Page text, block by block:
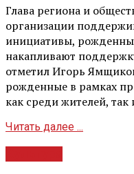
Глава региона и
организации
инициативы,
накапливают
отметил Игорь
рожденные в рамках
как среди жителей, так
Читать далее ...